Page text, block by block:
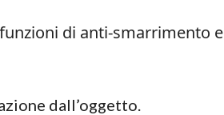
di anti-smarrimento e
dall’oggetto.